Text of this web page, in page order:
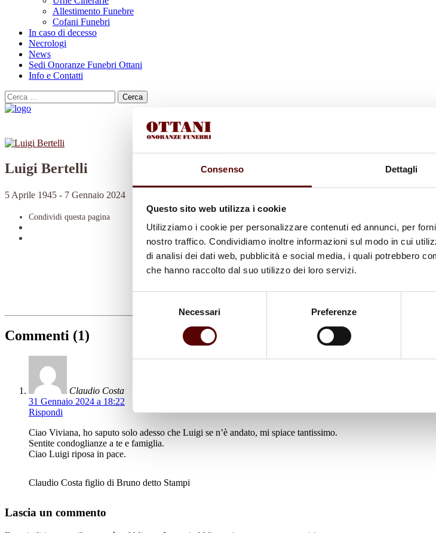
Consenso Dettagli
Questo sito web utilizza i cookie
Utilizziamo i cookie per personalizzare contenuti ed annunci, per
nostro traffico. Condividiamo inoltre informazioni sul modo in cui
di analisi dei dati web, pubblicità e social media, i quali potrebbero
che hanno raccolto dal suo utilizzo dei loro servizi.
Necessari Preferenze
Allestimento Funebre
Cofani Funebri
In caso di decesso
Necrologi
News
Sedi Onoranze Funebri Ottani
Info e Contatti
Cerca
per:
Luigi Bertelli
5 Aprile 1945 - 7 Gennaio 2024
Condividi questa pagina
Commenti (1)
Claudio Costa
31 Gennaio 2024 a 18:22
Rispondi
Ciao Viviana, ho saputo solo adesso che Luigi se n’è andato, mi spiace tantissimo.
Sentite condoglianze a te e famiglia.
Ciao Luigi riposa in pace.
Claudio Costa figlio di Bruno detto Stampi
Lascia un commento